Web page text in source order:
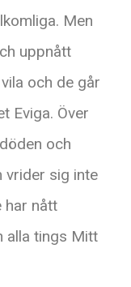
Men
uppnått
och de går
Eviga. Över
och
vrider sig inte
har nått
alla tings Mitt